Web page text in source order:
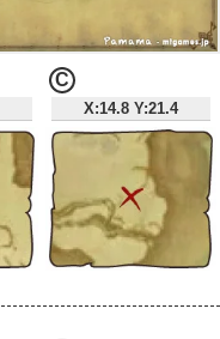
X:14.8 Y:21.4
C